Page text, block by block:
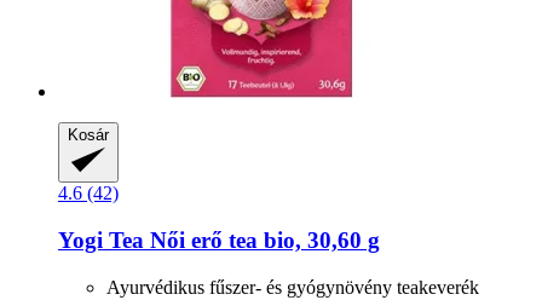
Kosár
4.6 (42)
Yogi Tea Női erő tea bio, 30,60 g
Ayurvédikus fűszer- és gyógynövény teakeverék